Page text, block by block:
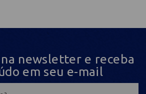
newsletter e receba
em seu e-mail